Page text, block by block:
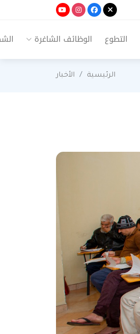
التطوع الوظائف الشاغرة
الرئيسية الأخبار